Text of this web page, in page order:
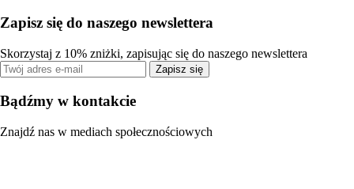
Zapisz się do naszego newslettera
Skorzystaj z 10% zniżki, zapisując się do naszego newslettera
Zapisz się
Bądźmy w kontakcie
Znajdź nas w mediach społecznościowych